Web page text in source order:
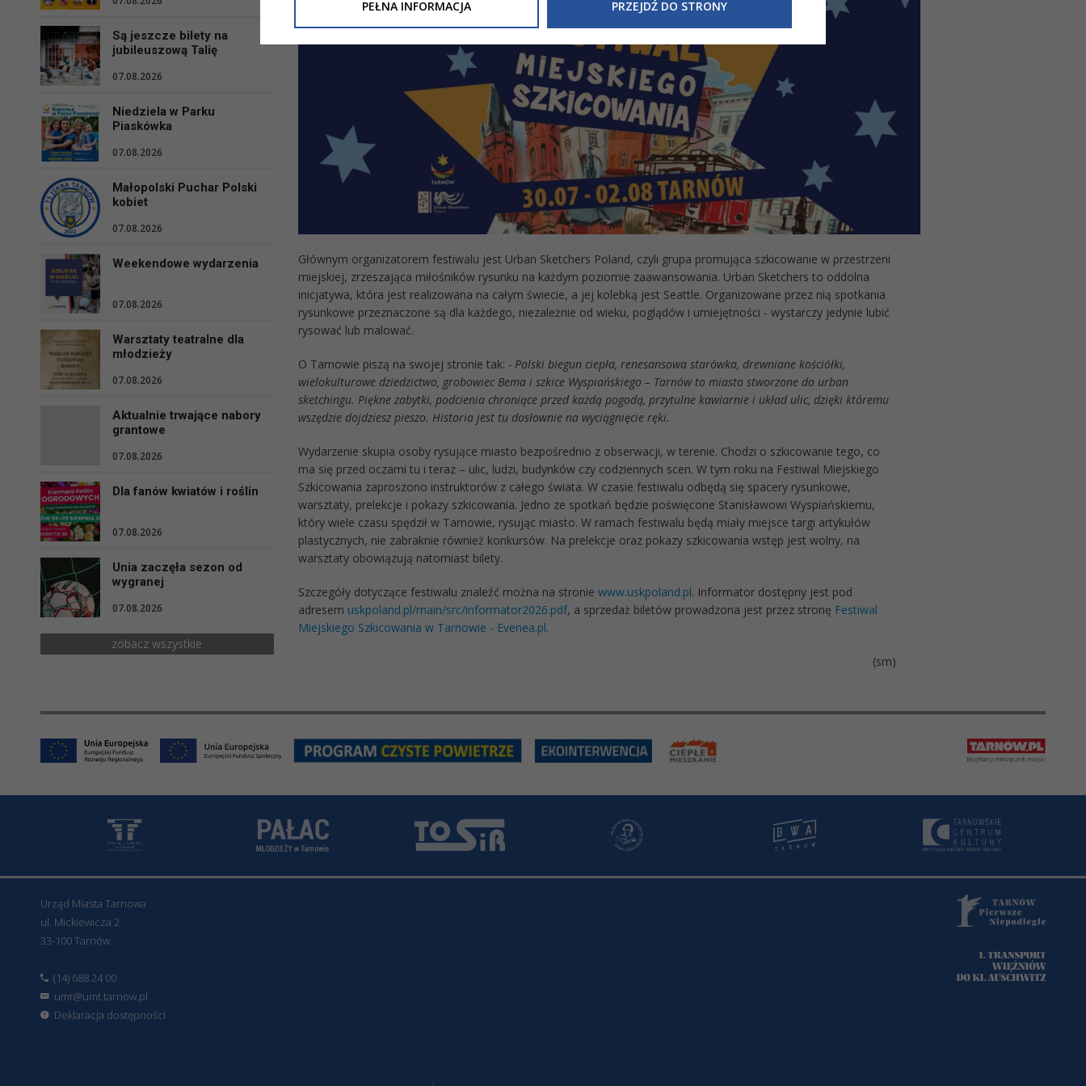
Są jeszcze bilety na
jubileuszową Talię
07.08.2026
Niedziela w Parku
Piaskówka
07.08.2026
Małopolski Puchar Polski
kobiet
07.08.2026
Weekendowe wydarzenia
07.08.2026
Warsztaty teatralne dla
młodzieży
07.08.2026
Aktualnie trwające nabory
grantowe
07.08.2026
Dla fanów kwiatów i roślin
07.08.2026
Unia zaczęła sezon od
wygranej
07.08.2026
zobacz wszystkie
Głównym organizatorem festiwalu jest Urban Sketchers Poland, czyli grupa promująca szkicowanie w przestrzeni
miejskiej, zrzeszająca miłośników rysunku na każdym poziomie zaawansowania. Urban Sketchers to oddolna
inicjatywa, która jest realizowana na całym świecie, a jej kolebką jest Seattle. Organizowane przez nią spotkania
rysunkowe przeznaczone są dla każdego, niezależnie od wieku, poglądów i umiejętności - wystarczy jedynie lubić
rysować lub malować.
O Tarnowie piszą na swojej stronie tak: - Polski biegun ciepła, renesansowa starówka, drewniane kościółki,
wielokulturowe dziedzictwo, grobowiec Bema i szkice Wyspiańskiego – Tarnów to miasto stworzone do urban
sketchingu. Piękne zabytki, podcienia chroniące przed każdą pogodą, przytulne kawiarnie i układ ulic, dzięki któremu
wszędzie dojdziesz pieszo. Historia jest tu dosłownie na wyciągnięcie ręki.
Wydarzenie skupia osoby rysujące miasto bezpośrednio z obserwacji, w terenie. Chodzi o szkicowanie tego, co
ma się przed oczami tu i teraz – ulic, ludzi, budynków czy codziennych scen. W tym roku na Festiwal Miejskiego
Szkicowania zaproszono instruktorów z całego świata. W czasie festiwalu odbędą się spacery rysunkowe,
warsztaty, prelekcje i pokazy szkicowania. Jedno ze spotkań będzie poświęcone Stanisławowi Wyspiańskiemu,
który wiele czasu spędził w Tarnowie, rysując miasto. W ramach festiwalu będą miały miejsce targi artykułów
plastycznych, nie zabraknie również konkursów. Na prelekcje oraz pokazy szkicowania wstęp jest wolny, na
warsztaty obowiązują natomiast bilety.
Szczegóły dotyczące festiwalu znaleźć można na stronie www.uskpoland.pl. Informator dostępny jest pod
adresem uskpoland.pl/main/src/informator2026.pdf, a sprzedaż biletów prowadzona jest przez stronę Festiwal
Miejskiego Szkicowania w Tarnowie - Evenea.pl.
(sm)
Urząd Miasta Tarnowa
ul. Mickiewicza 2
33-100 Tarnów
(14) 688 24 00
umt@umt.tarnow.pl
Deklaracja dostępności
Niniejsza informacja nie wymaga od Państwa żadnych dodatkowych działań.
PEŁNA INFORMACJA PRZEJDŹ DO STRONY